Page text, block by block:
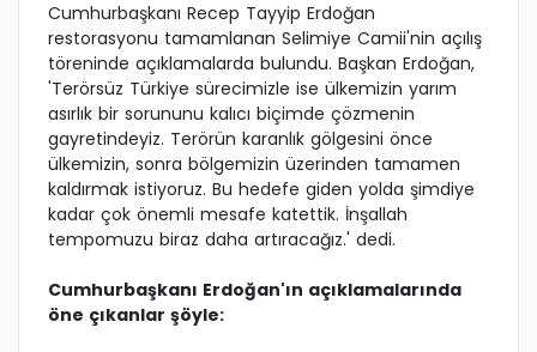
Cumhurbaşkanı Recep Tayyip Erdoğan
restorasyonu tamamlanan Selimiye Camii'nin açılış
töreninde açıklamalarda bulundu. Başkan Erdoğan,
'Terörsüz Türkiye sürecimizle ise ülkemizin yarım
asırlık bir sorununu kalıcı biçimde çözmenin
gayretindeyiz. Terörün karanlık gölgesini önce
ülkemizin, sonra bölgemizin üzerinden tamamen
kaldırmak istiyoruz. Bu hedefe giden yolda şimdiye
kadar çok önemli mesafe katettik. İnşallah
tempomuzu biraz daha artıracağız.' dedi.
Cumhurbaşkanı Erdoğan'ın açıklamalarında
öne çıkanlar şöyle: